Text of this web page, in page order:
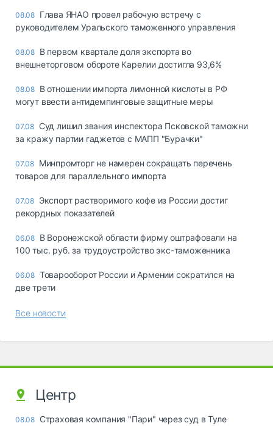
08.08 Глава ЯНАО провел рабочую встречу с
руководителем Уральского таможенного управления
08.08 В первом квартале доля экспорта во
внешнеторговом обороте Карелии достигла 93,6%
08.08 В отношении импорта лимонной кислоты в РФ
могут ввести антидемпинговые защитные меры
07.08 Суд лишил звания инспектора Псковской таможни
за кражу партии гаджетов с МАПП "Бурачки"
07.08 Минпромторг не намерен сокращать перечень
товаров для параллельного импорта
07.08 Экспорт растворимого кофе из России достиг
рекордных показателей
06.08 В Воронежской области фирму оштрафовали на
100 тыс. руб. за трудоустройство экс-таможенника
06.08 Товарооборот России и Армении сократился на
две трети
Все новости
Центр
08.08 Страховая компания "Пари" через суд в Туле